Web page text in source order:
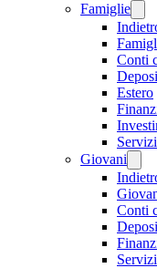
Famiglie
Conti
Estero
Servizi
Giovani
Conti
Servizi